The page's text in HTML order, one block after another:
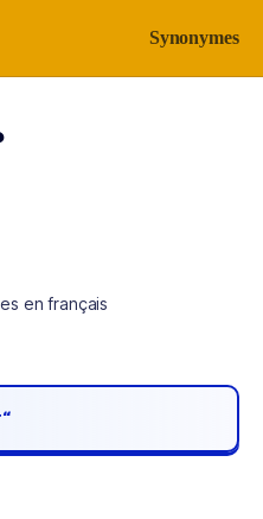
Synonymes
en français